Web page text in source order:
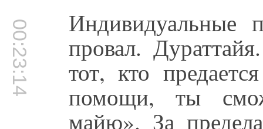
00:23:14 Индивидуальные
провал.
тот, кто
помощи, ты
майю». За